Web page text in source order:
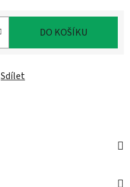
DO KOŠÍKU
Sdílet